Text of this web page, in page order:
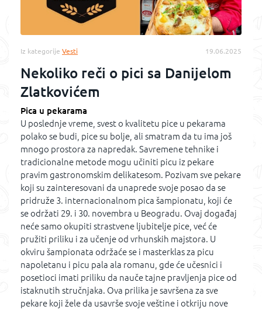
Iz kategorije Vesti 19.06.2025
Nekoliko reči o pici sa Danijelom
Zlatkovićem
Pica u pekarama
U poslednje vreme, svest o kvalitetu pice u pekarama
polako se budi, pice su bolje, ali smatram da tu ima još
mnogo prostora za napredak. Savremene tehnike i
tradicionalne metode mogu učiniti picu iz pekare
pravim gastronomskim delikatesom. Pozivam sve pekare
koji su zainteresovani da unaprede svoje posao da se
pridruže 3. internacionalnom pica šampionatu, koji će
se održati 29. i 30. novembra u Beogradu. Ovaj događaj
neće samo okupiti strastvene ljubitelje pice, već će
pružiti priliku i za učenje od vrhunskih majstora. U
okviru šampionata održaće se i masterklas za picu
napoletanu i picu pala ala romanu, gde će učesnici i
posetioci imati priliku da nauče tajne pravljenja pice od
istaknutih stručnjaka. Ova prilika je savršena za sve
pekare koji žele da usavrše svoje veštine i otkriju nove